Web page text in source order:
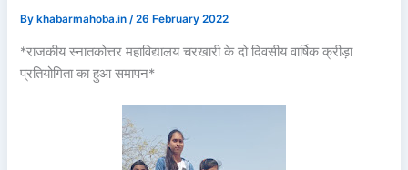
By khabarmahoba.in/26 February 2022
*राजकीय स्नातकोत्तर महाविद्यालय चरखारी के दो दिवसीय वार्षिक क्रीड़ा
प्रतियोगिता का हुआ समापन*